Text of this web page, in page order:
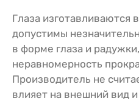
Глаза изготавливаются
допустимы
в форме глаза и
неравномерность
Производитель не
влияет на внешний вид